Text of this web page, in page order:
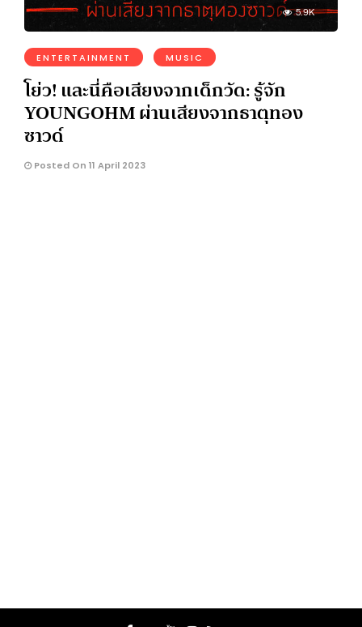
5.9K
ENTERTAINMENT MUSIC
โย่ว! และนี่คือเสียงจากเด็กวัด: รู้จัก
YOUNGOHM ผ่านเสียงจากธาตุทอง
ซาวด์
Posted On 11 April 2023